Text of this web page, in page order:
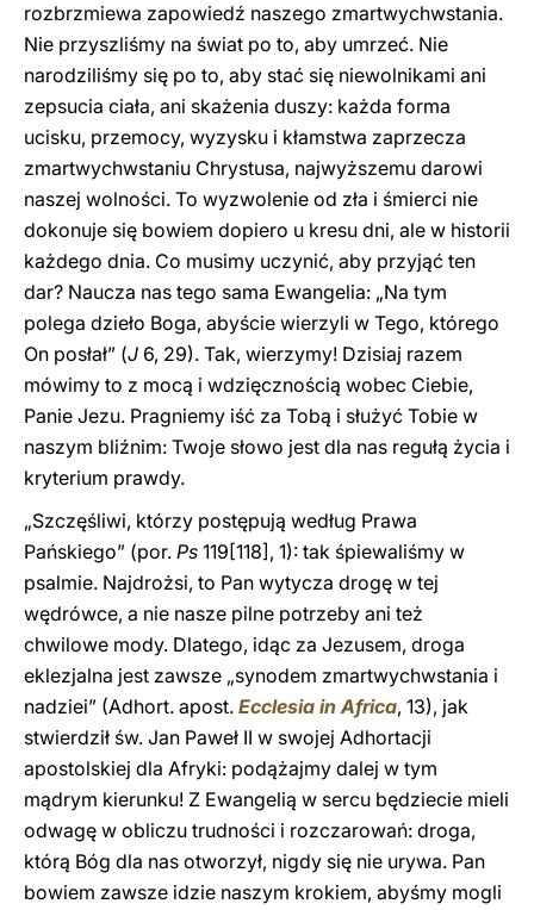
rozbrzmiewa zapowiedź naszego zmartwychwstania.
Nie przyszliśmy na świat po to, aby umrzeć. Nie
narodziliśmy się po to, aby stać się niewolnikami ani
zepsucia ciała, ani skażenia duszy: każda forma
ucisku, przemocy, wyzysku i kłamstwa zaprzecza
zmartwychwstaniu Chrystusa, najwyższemu darowi
naszej wolności. To wyzwolenie od zła i śmierci nie
dokonuje się bowiem dopiero u kresu dni, ale w historii
każdego dnia. Co musimy uczynić, aby przyjąć ten
dar? Naucza nas tego sama Ewangelia: „Na tym
polega dzieło Boga, abyście wierzyli w Tego, którego
On posłał” (J 6, 29). Tak, wierzymy! Dzisiaj razem
mówimy to z mocą i wdzięcznością wobec Ciebie,
Panie Jezu. Pragniemy iść za Tobą i służyć Tobie w
naszym bliźnim: Twoje słowo jest dla nas regułą życia i
kryterium prawdy.
„Szczęśliwi, którzy postępują według Prawa
Pańskiego” (por. Ps 119[118], 1): tak śpiewaliśmy w
psalmie. Najdrożsi, to Pan wytycza drogę w tej
wędrówce, a nie nasze pilne potrzeby ani też
chwilowe mody. Dlatego, idąc za Jezusem, droga
eklezjalna jest zawsze „synodem zmartwychwstania i
nadziei” (Adhort. apost. Ecclesia in Africa, 13), jak
stwierdził św. Jan Paweł II w swojej Adhortacji
apostolskiej dla Afryki: podążajmy dalej w tym
mądrym kierunku! Z Ewangelią w sercu będziecie mieli
odwagę w obliczu trudności i rozczarowań: droga,
którą Bóg dla nas otworzył, nigdy się nie urywa. Pan
bowiem zawsze idzie naszym krokiem, abyśmy mogli